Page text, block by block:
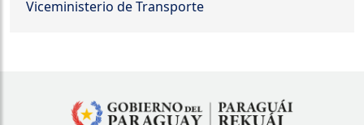
Viceministerio de Transporte